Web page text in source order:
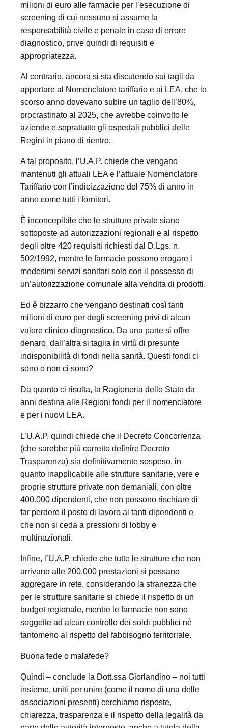
milioni di euro alle farmacie per l’esecuzione di
screening di cui nessuno si assume la
responsabilità civile e penale in caso di errore
diagnostico, prive quindi di requisiti e
appropriatezza.
Al contrario, ancora si sta discutendo sui tagli da
apportare al Nomenclatore tariffario e ai LEA, che lo
scorso anno dovevano subire un taglio dell’80%,
procrastinato al 2025, che avrebbe coinvolto le
aziende e soprattutto gli ospedali pubblici delle
Regini in piano di rientro.
A tal proposito, l’U.A.P. chiede che vengano
mantenuti gli attuali LEA e l’attuale Nomenclatore
Tariffario con l’indicizzazione del 75% di anno in
anno come tutti i fornitori.
È inconcepibile che le strutture private siano
sottoposte ad autorizzazioni regionali e al rispetto
degli oltre 420 requisiti richiesti dal D.Lgs. n.
502/1992, mentre le farmacie possono erogare i
medesimi servizi sanitari solo con il possesso di
un’autorizzazione comunale alla vendita di prodotti.
Ed è bizzarro che vengano destinati così tanti
milioni di euro per degli screening privi di alcun
valore clinico-diagnostico. Da una parte si offre
denaro, dall’altra si taglia in virtù di presunte
indisponibilità di fondi nella sanità. Questi fondi ci
sono o non ci sono?
Da quanto ci risulta, la Ragioneria dello Stato da
anni destina alle Regioni fondi per il nomenclatore
e per i nuovi LEA.
L’U.A.P. quindi chiede che il Decreto Concorrenza
(che sarebbe più corretto definire Decreto
Trasparenza) sia definitivamente sospeso, in
quanto inapplicabile alle strutture sanitarie, vere e
proprie strutture private non demaniali, con oltre
400.000 dipendenti, che non possono rischiare di
far perdere il posto di lavoro ai tanti dipendenti e
che non si ceda a pressioni di lobby e
multinazionali.
Infine, l’U.A.P. chiede che tutte le strutture che non
arrivano alle 200.000 prestazioni si possano
aggregare in rete, considerando la stranezza che
per le strutture sanitarie si chiede il rispetto di un
budget regionale, mentre le farmacie non sono
soggette ad alcun controllo dei soldi pubblici nè
tantomeno al rispetto del fabbisogno territoriale.
Buona fede o malafede?
Quindi – conclude la Dott.ssa Giorlandino – noi tutti
insieme, uniti per unire (come il nome di una delle
associazioni presenti) cerchiamo risposte,
chiarezza, trasparenza e il rispetto della legalità da